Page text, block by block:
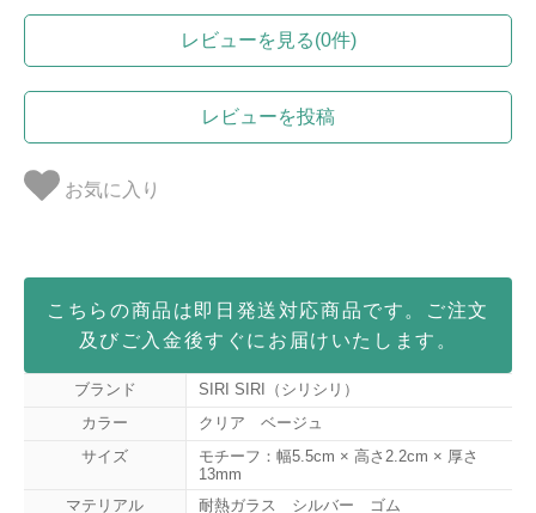
レビューを見る(0件)
レビューを投稿
お気に入り
こちらの商品は即日発送対応商品です。ご注文
及びご入金後すぐにお届けいたします。
ブランド
SIRI SIRI（シリシリ）
カラー
クリア ベージュ
サイズ
モチーフ：幅5.5cm × 高さ2.2cm × 厚さ
13mm
マテリアル
耐熱ガラス シルバー ゴム